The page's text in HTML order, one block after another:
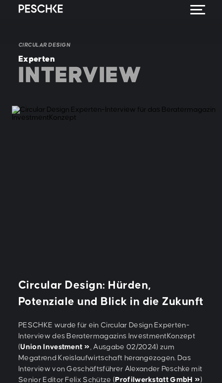
CIRCULAR DESIGN
Experten
INTERVIEW
Circular Design: Hürden,
Potenziale und Blick in die Zukunft
PESCHKE wurde für ein Circular Design Experten-
Interview des Beratermagazins InvestmentKonzept
(Union Investment
, Ausgabe 02/2024) zum
Megatrend Kreislaufwirtschaft herangezogen. Das
Interview von Geschäftsführer Alexander Peschke mit
Senior Editor Felix Schütze (Profilwerkstatt GmbH
)